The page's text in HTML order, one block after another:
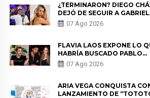
¿TERMINARON? DIEGO
DEJÓ DE SEGUIR A
HERRERA Y ANUNCIA SU
DE PÓDCAST
07 Ago 2026
FLAVIA LAOS EXPONE LO
HABRÍA BUSCADO PABLO
HEREDIA CON ALE FULLER:
DE LAS PARTES QUERÍA EL
07 Ago 2026
ARIA VEGA CONQUISTA
LANZAMIENTO DE